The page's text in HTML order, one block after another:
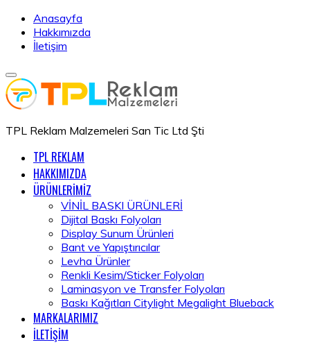
Anasayfa
Hakkımızda
İletişim
TPL Reklam Malzemeleri San Tic Ltd Şti
TPL REKLAM
HAKKIMIZDA
ÜRÜNLERİMİZ
VİNİL BASKI ÜRÜNLERİ
Dijital Baskı Folyoları
Display Sunum Ürünleri
Bant ve Yapıştırıcılar
Levha Ürünler
Renkli Kesim/Sticker Folyoları
Laminasyon ve Transfer Folyoları
Baskı Kağıtları Citylight Megalight Blueback
MARKALARIMIZ
İLETİŞİM